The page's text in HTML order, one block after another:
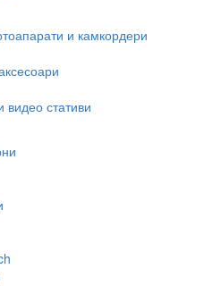
и камкордери
видео стативи